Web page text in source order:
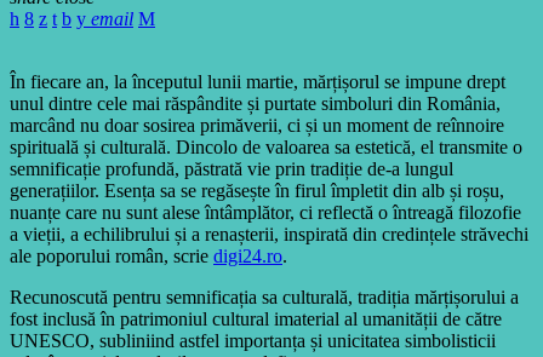
email
În fiecare an, la începutul lunii martie, mărțișorul se impune drept
unul dintre cele mai răspândite și purtate simboluri din România,
marcând nu doar sosirea primăverii, ci și un moment de reînnoire
spirituală și culturală. Dincolo de valoarea sa estetică, el transmite o
semnificație profundă, păstrată vie prin tradiție de-a lungul
generațiilor. Esența sa se regăsește în firul împletit din alb și roșu,
nuanțe care nu sunt alese întâmplător, ci reflectă o întreagă filozofie
a vieții, a echilibrului și a renașterii, inspirată din credințele străvechi
ale poporului român, scrie digi24.ro.
Recunoscută pentru semnificația sa culturală, tradiția mărțișorului a
fost inclusă în patrimoniul cultural imaterial al umanității de către
UNESCO, subliniind astfel importanța și unicitatea simbolisticii